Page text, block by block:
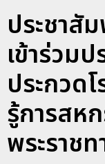
ประชาสั
เข้าร่วม
ประกวด
รู้การสห
พระราช